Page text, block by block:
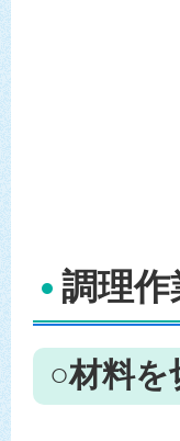
調理
○材料